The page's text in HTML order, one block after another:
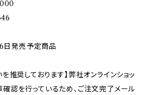
発売予定商品
を推奨しております】弊社オンラインショッ
認を行っているため、ご注文完了メール